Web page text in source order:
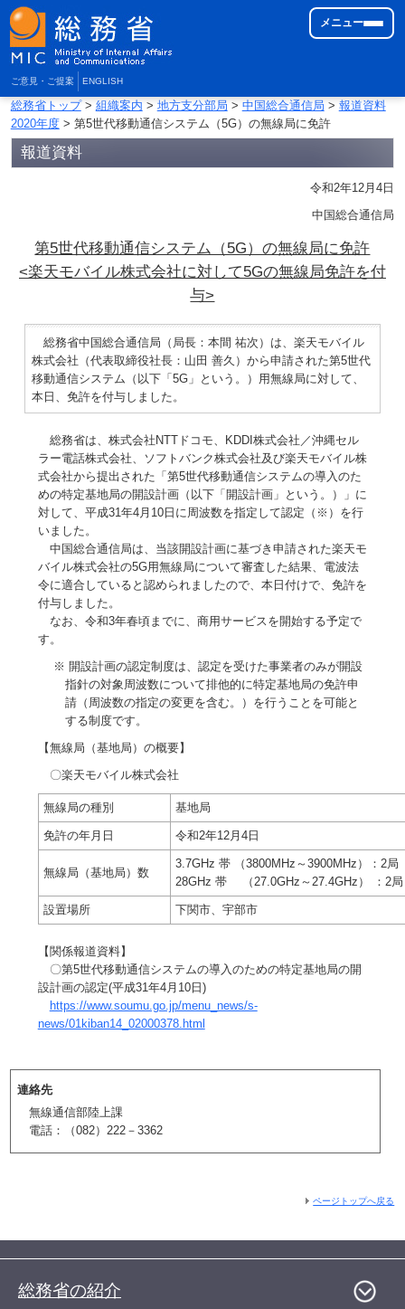
ご意見・ご提案 ENGLISH
メニュー
総務省トップ> 組織案内 > 地方支分部局 > 中国総合通信局 > 報道資料
2020年度> 第5世代移動通信システム（5G）の無線局に免許
報道資料
令和2年12月4日
中国総合通信局
第5世代移動通信システム（5G）の無線局に免許
<楽天モバイル株式会社に対して5Gの無線局免許を付
与>
総務省中国総合通信局（局長：本間 祐次）は、楽天モバイル
株式会社（代表取締役社長：山田 善久）から申請された第5世代
移動通信システム（以下「5G」という。）用無線局に対して、
本日、免許を付与しました。
総務省は、株式会社NTTドコモ、KDDI株式会社／沖縄セル
ラー電話株式会社、ソフトバンク株式会社及び楽天モバイル株
式会社から提出された「第5世代移動通信システムの導入のた
めの特定基地局の開設計画（以下「開設計画」という。）」に
対して、平成31年4月10日に周波数を指定して認定（※）を行
いました。
中国総合通信局は、当該開設計画に基づき申請された楽天モ
バイル株式会社の5G用無線局について審査した結果、電波法
令に適合していると認められましたので、本日付けで、免許を
付与しました。
なお、令和3年春頃までに、商用サービスを開始する予定で
す。
※ 開設計画の認定制度は、認定を受けた事業者のみが開設
指針の対象周波数について排他的に特定基地局の免許申
請（周波数の指定の変更を含む。）を行うことを可能と
する制度です。
【無線局（基地局）の概要】
〇楽天モバイル株式会社
無線局の種別 基地局
免許の年月日 令和2年12月4日
無線局（基地局）数
3.7GHz 帯 （3800MHz～3900MHz）：2局
28GHz 帯 （27.0GHz～27.4GHz） ：2局
設置場所 下関市、宇部市
【関係報道資料】
〇第5世代移動通信システムの導入のための特定基地局の開
設計画の認定(平成31年4月10日)
https://www.soumu.go.jp/menu_news/s-
news/01kiban14_02000378.html
連絡先
無線通信部陸上課
電話：（082）222－3362
ページトップへ戻る
総務省の紹介